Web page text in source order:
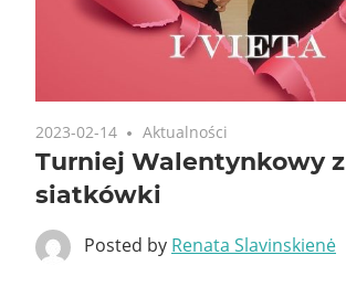
2023-02-14 Aktualności
Turniej Walentynkowy z
siatkówki
Posted by Renata Slavinskienė